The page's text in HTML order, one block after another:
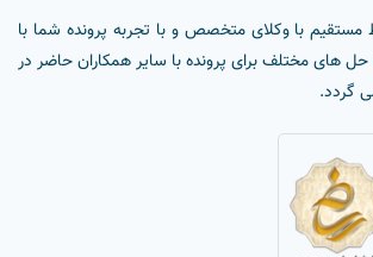
مستقیم با وکلای متخصص و با تجربه پرونده شما با
های مختلف برای پرونده با سایر همکاران حاضر در
گردد.